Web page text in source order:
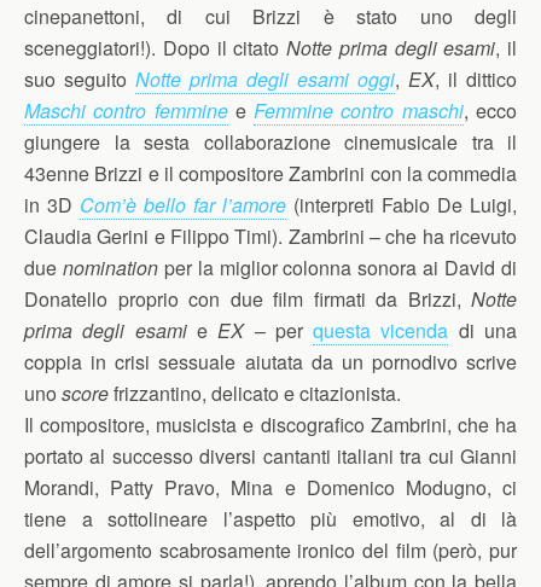
cinepanettoni, di cui Brizzi è stato uno degli
sceneggiatori!). Dopo il citato Notte prima degli esami, il
suo seguito Notte prima degli esami oggi, EX, il dittico
Maschi contro femmineeFemmine contro maschi, ecco
giungere la sesta collaborazione cinemusicale tra il
43enne Brizzi e il compositore Zambrini con la commedia
in 3D Com’è bello far l’amore (interpreti Fabio De Luigi,
Claudia Gerini e Filippo Timi). Zambrini – che ha ricevuto
due nominationper la miglior colonna sonora ai David di
Donatello proprio con due film firmati da Brizzi, Notte
prima degli esamieEX– perquesta vicenda di una
coppia in crisi sessuale aiutata da un pornodivo scrive
uno scorefrizzantino, delicato e citazionista.
Il compositore, musicista e discografico Zambrini, che ha
portato al successo diversi cantanti italiani tra cui Gianni
Morandi, Patty Pravo, Mina e Domenico Modugno, ci
tiene a sottolineare l’aspetto più emotivo, al di là
dell’argomento scabrosamente ironico del film (però, pur